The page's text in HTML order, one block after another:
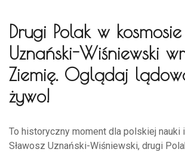
Drugi Polak w kosmosie
Uznański-Wiśniewski
Ziemię. Oglądaj
żywo!
To historyczny moment dla polskiej nauki
Sławosz Uznański-Wiśniewski, drugi